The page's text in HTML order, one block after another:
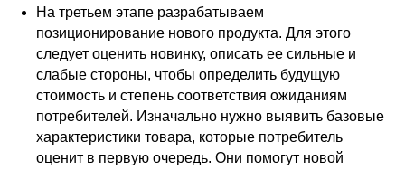
На третьем этапе разрабатываем
позиционирование нового продукта. Для этого
следует оценить новинку, описать ее сильные и
слабые стороны, чтобы определить будущую
стоимость и степень соответствия ожиданиям
потребителей. Изначально нужно выявить базовые
характеристики товара, которые потребитель
оценит в первую очередь. Они помогут новой